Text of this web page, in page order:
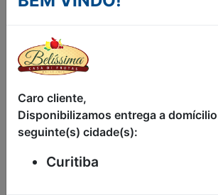
200ML
Caro cliente,
Disponibilizamos entrega a
seguinte(s) cidade(s):
Curitiba